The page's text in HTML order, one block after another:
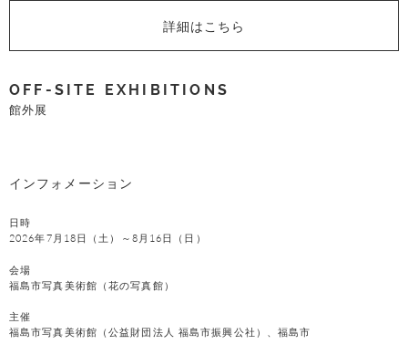
詳細はこちら
OFF-SITE EXHIBITIONS
館外展
インフォメーション
日時
2026年7月18日（土）～8月16日（日）
会場
福島市写真美術館（花の写真館）
主催
福島市写真美術館（公益財団法人 福島市振興公社）、福島市